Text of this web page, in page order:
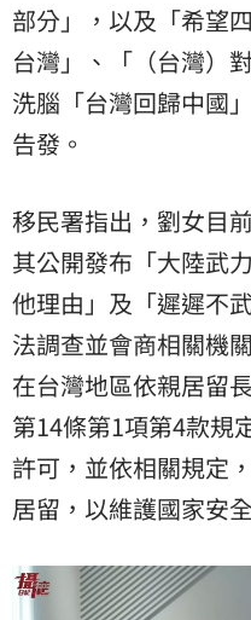
部分」，以及「希望
台灣」、「（台灣）
洗腦「台灣回歸中國
告發。
移民署指出，劉女目
其公開發布「大陸武
他理由」及「遲遲不
法調查並會商相關機
在台灣地區依親居留
第14條第1項第4款規
許可，並依相關規定
居留，以維護國家安